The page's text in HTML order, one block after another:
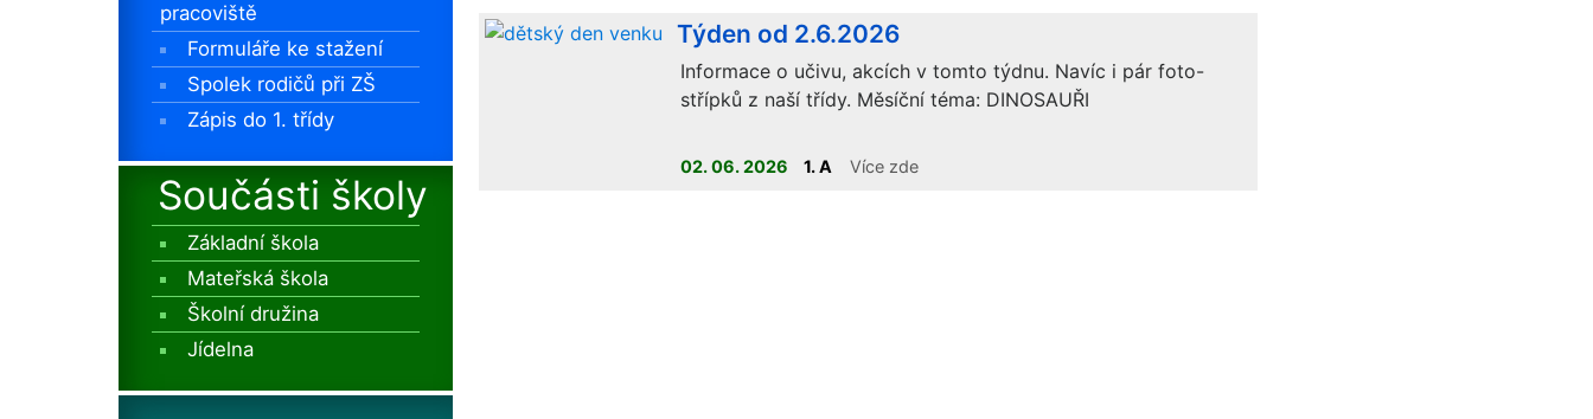
pracoviště
Formuláře ke stažení
Spolek rodičů při ZŠ
Zápis do 1. třídy
Součásti školy
Základní škola
Mateřská škola
Školní družina
Jídelna
Týden od 2.6.2026
Informace o učivu, akcích v tomto týdnu. Navíc i pár foto-
střípků z naší třídy. Měsíční téma: DINOSAUŘI
02. 06. 2026 1. A Více zde